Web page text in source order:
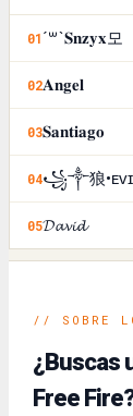
01´꒳`𝐒𝐧𝐳𝐲𝐱모
02𝐀𝐧𝐠𝐞𝐥
03𝐒𝐚𝐧𝐭𝐢𝐚𝐠𝐨
04꧁༒狼•ᴇᴠɪʟ
05𝓓𝓪𝓿𝓲𝓭
// SOBRE
¿Buscas
Free